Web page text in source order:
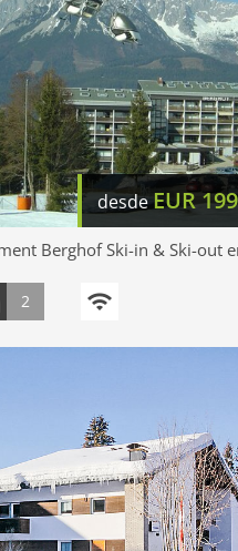
desdeEUR199
Berghof Ski-in & Ski-out
2